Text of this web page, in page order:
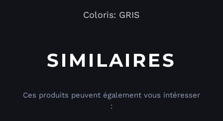
Coloris: GRIS
SIMILAIRES
Ces produits peuvent également vous intéresser
: